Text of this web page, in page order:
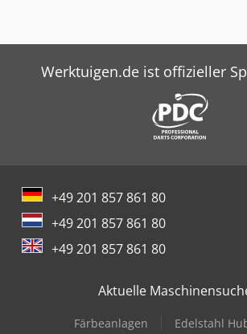
mm -Gewicht: 44 kg
Werktuigen.de ist offizieller
+49 201 857 861 80
+49 201 857 861 80
+49 201 857 861 80
Aktuelle
Färbeanlagen
Edelstahl